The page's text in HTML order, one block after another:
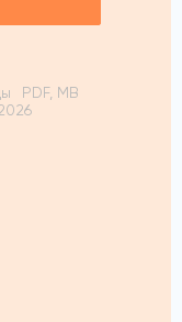
PDF, MB